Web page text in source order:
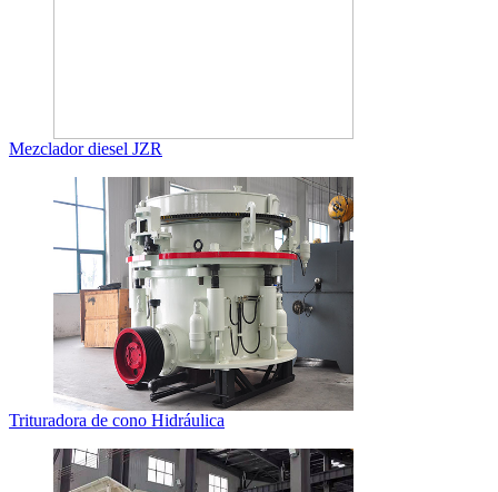
Mezclador diesel JZR
Trituradora de cono Hidráulica